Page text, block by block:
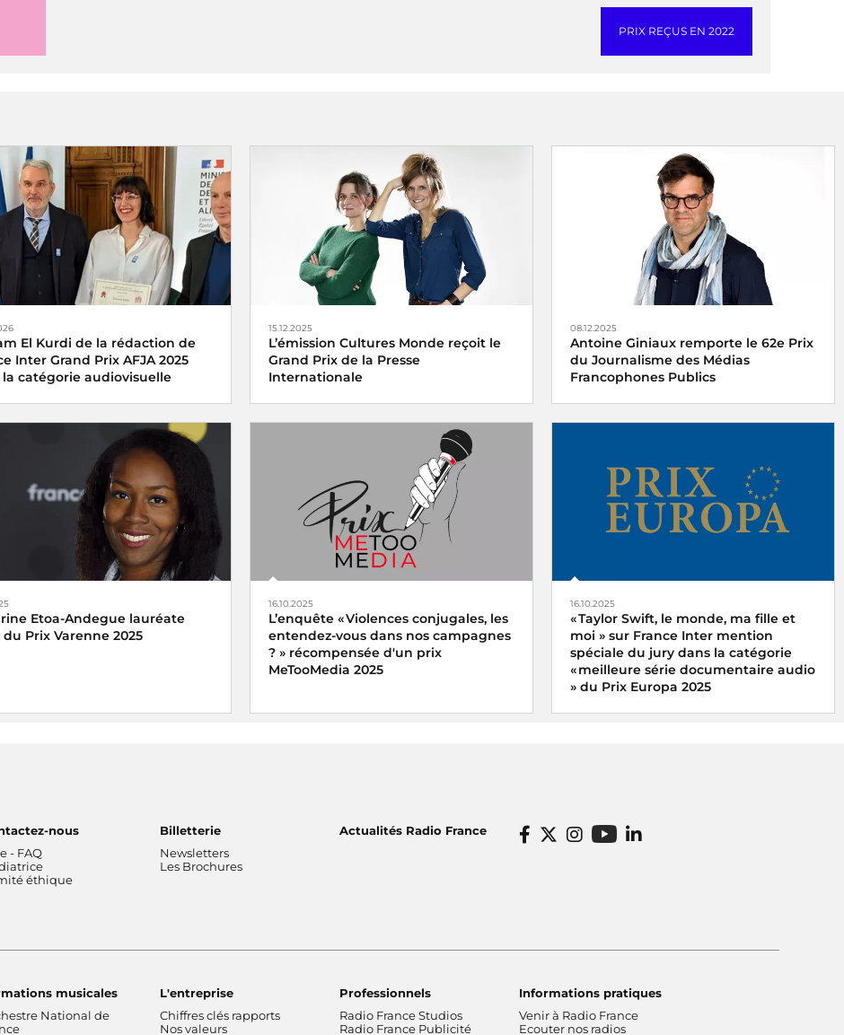
PRIX REÇUS EN 2022
El Kurdi de la rédaction de
Inter Grand Prix AFJA 2025
la catégorie audiovisuelle
Prix AFJA du Journalisme
et Agroalimentaire 2025
audiovisuelle a été décerné
6 juin 2025 à
Mariam El Kurdi
reportageVendanges en
dans l’envers du décor
15.12.2025
L’émission Cultures Monde reçoit le
Grand Prix de la Presse
Internationale
Cultures Mondede France
Culture a été distinguée vendredi 15
décembre 2025 par l’
08.12.2025
Antoine Giniaux remporte le 62e Prix
du Journalisme des Médias
Francophones Publics
Le 62e Prix du Journalisme des Médias
Francophones Publics est décerné à
Antoine Giniaux pour Radio France
Etoa-Andegue lauréate
du Prix Varenne 2025
16.10.2025
L’enquête « Violences conjugales, les
entendez-vous dans nos campagnes
? » récompensée d'un prix
MeTooMedia 2025
campagnes ? » sur France Inter
16.10.2025
« Taylor Swift, le monde, ma fille et
moi » sur France Inter mention
spéciale du jury dans la catégorie
« meilleure série documentaire audio
» du Prix Europa 2025
audio » du Prix Europa 2025
nous
- FAQ
éthique
Billetterie
Newsletters
Les Brochures
Actualités Radio France
musicales
National de
L'entreprise
Chiffres clés rapports
Nos valeurs
Professionnels
Radio France Studios
Radio France Publicité
Informations pratiques
Venir à Radio France
Ecouter nos radios